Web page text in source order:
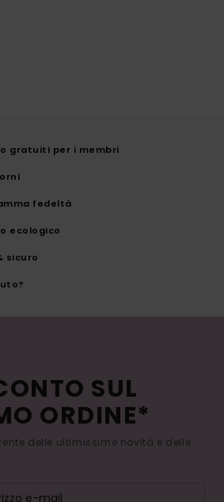
gratuiti per i membri
fedeltà
ecologico
sicuro
SUL
ORDINE*
delle ultimissime novità e delle